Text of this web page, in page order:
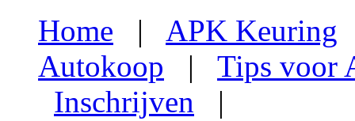
Home | APK Keuring
Autokoop | Tips voor
Inschrijven |